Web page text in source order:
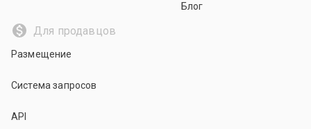
Блог
Для продавцов
Размещение
Система запросов
API